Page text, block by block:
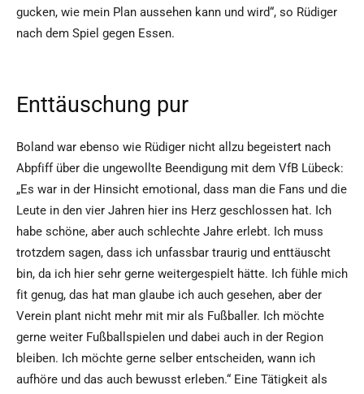
gucken, wie mein Plan aussehen kann und wird“, so Rüdiger
nach dem Spiel gegen Essen.
Enttäuschung pur
Boland war ebenso wie Rüdiger nicht allzu begeistert nach
Abpfiff über die ungewollte Beendigung mit dem VfB Lübeck:
„Es war in der Hinsicht emotional, dass man die Fans und die
Leute in den vier Jahren hier ins Herz geschlossen hat. Ich
habe schöne, aber auch schlechte Jahre erlebt. Ich muss
trotzdem sagen, dass ich unfassbar traurig und enttäuscht
bin, da ich hier sehr gerne weitergespielt hätte. Ich fühle mich
fit genug, das hat man glaube ich auch gesehen, aber der
Verein plant nicht mehr mit mir als Fußballer. Ich möchte
gerne weiter Fußballspielen und dabei auch in der Region
bleiben. Ich möchte gerne selber entscheiden, wann ich
aufhöre und das auch bewusst erleben.“ Eine Tätigkeit als